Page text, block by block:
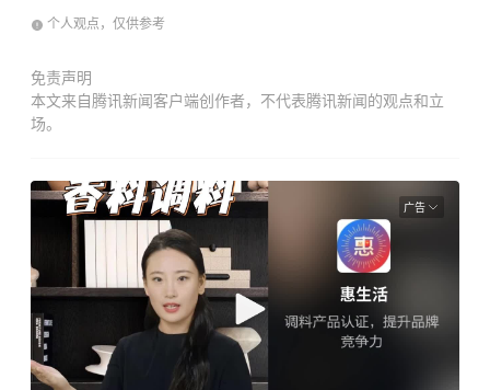
个人观点，仅供参考
免责声明
本文来自腾讯新闻客户端创作者，不代表腾讯新闻的观点和立
场。
广告